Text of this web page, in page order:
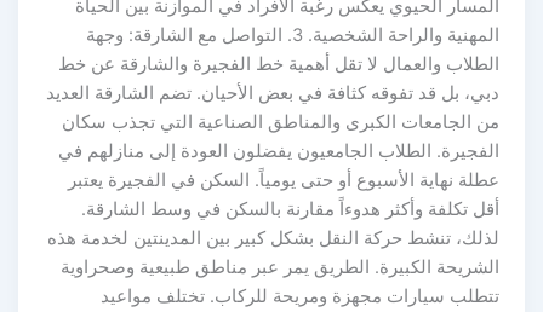
المسار الحيوي يعكس رغبة الأفراد في الموازنة بين الحياة
المهنية والراحة الشخصية. 3. التواصل مع الشارقة: وجهة
الطلاب والعمال لا تقل أهمية خط الفجيرة والشارقة عن خط
دبي، بل قد تفوقه كثافة في بعض الأحيان. تضم الشارقة العديد
من الجامعات الكبرى والمناطق الصناعية التي تجذب سكان
الفجيرة. الطلاب الجامعيون يفضلون العودة إلى منازلهم في
عطلة نهاية الأسبوع أو حتى يومياً. السكن في الفجيرة يعتبر
أقل تكلفة وأكثر هدوءاً مقارنة بالسكن في وسط الشارقة.
لذلك، تنشط حركة النقل بشكل كبير بين المدينتين لخدمة هذه
الشريحة الكبيرة. الطريق يمر عبر مناطق طبيعية وصحراوية
تتطلب سيارات مجهزة ومريحة للركاب. تختلف مواعيد